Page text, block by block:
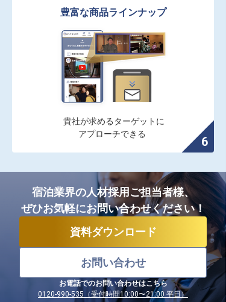
豊富な商品ラインナップ
貴社が求めるターゲットに
アプローチできる
宿泊業界の人材採用ご担当者様、
ぜひお気軽にお問い合わせください！
お問い合わせ
資料ダウンロード
お電話でのお問い合わせはこちら
0120-990-535（受付時間10:00〜21:00 平日）